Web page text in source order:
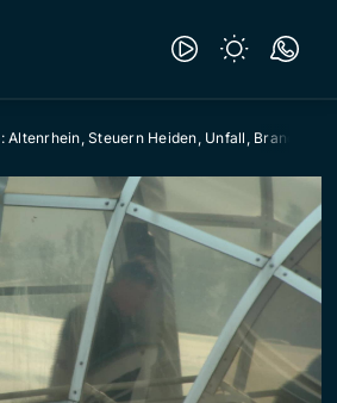
Steuern Heiden, Unfall, Brand